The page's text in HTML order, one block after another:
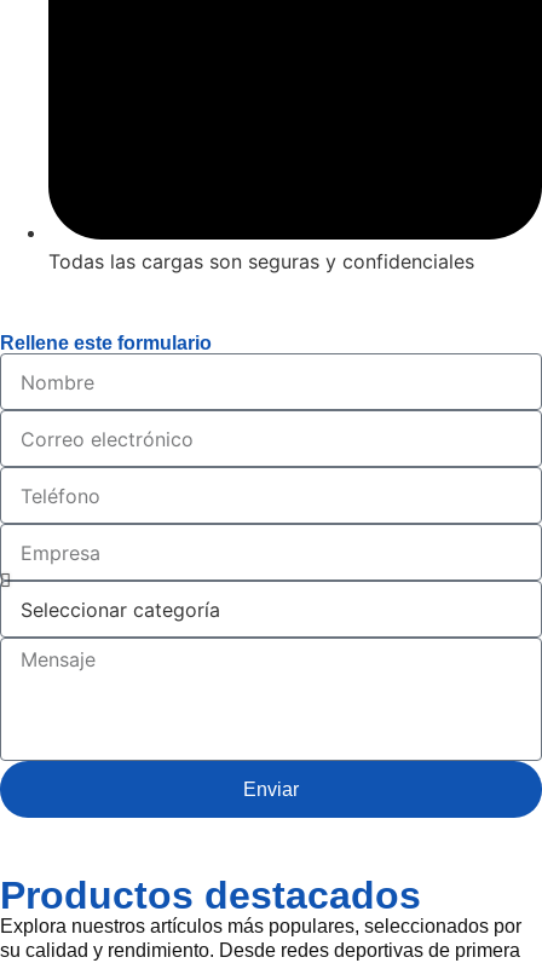
Todas las cargas son seguras y confidenciales
Rellene este formulario
Enviar
Productos destacados
Explora nuestros artículos más populares, seleccionados por
su calidad y rendimiento. Desde redes deportivas de primera